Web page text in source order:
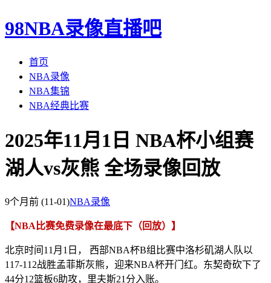
98NBA录像直播吧
首页
NBA录像
NBA集锦
NBA经典比赛
2025年11月1日 NBA杯小组赛
湖人vs灰熊 全场录像回放
9个月前 (11-01)NBA录像
【NBA比赛免费录像在最底下（回放）】
北京时间11月1日， 西部NBA杯B组比赛中洛杉矶湖人队以
117-112战胜孟菲斯灰熊，迎来NBA杯开门红。东契奇砍下了
44分12篮板6助攻，里夫斯21分入账。